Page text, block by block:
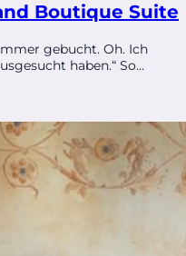
Boutique Suite
gebucht. Oh. Ich
haben.“ So...